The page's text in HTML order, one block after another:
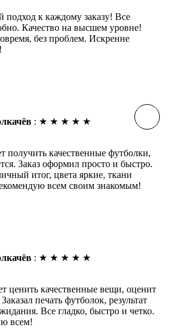
подход к каждому заказу! Все
Качество на высшем уровне!
без проблем. Искренне
: ★ ★ ★ ★ ★
получить качественные футболки,
Заказ оформил просто и быстро.
итог, цвета яркие, ткани
всем своим знакомым!
: ★ ★ ★ ★ ★
ценить качественные вещи, оценит
печать футболок, результат
Все гладко, быстро и четко.
всем!